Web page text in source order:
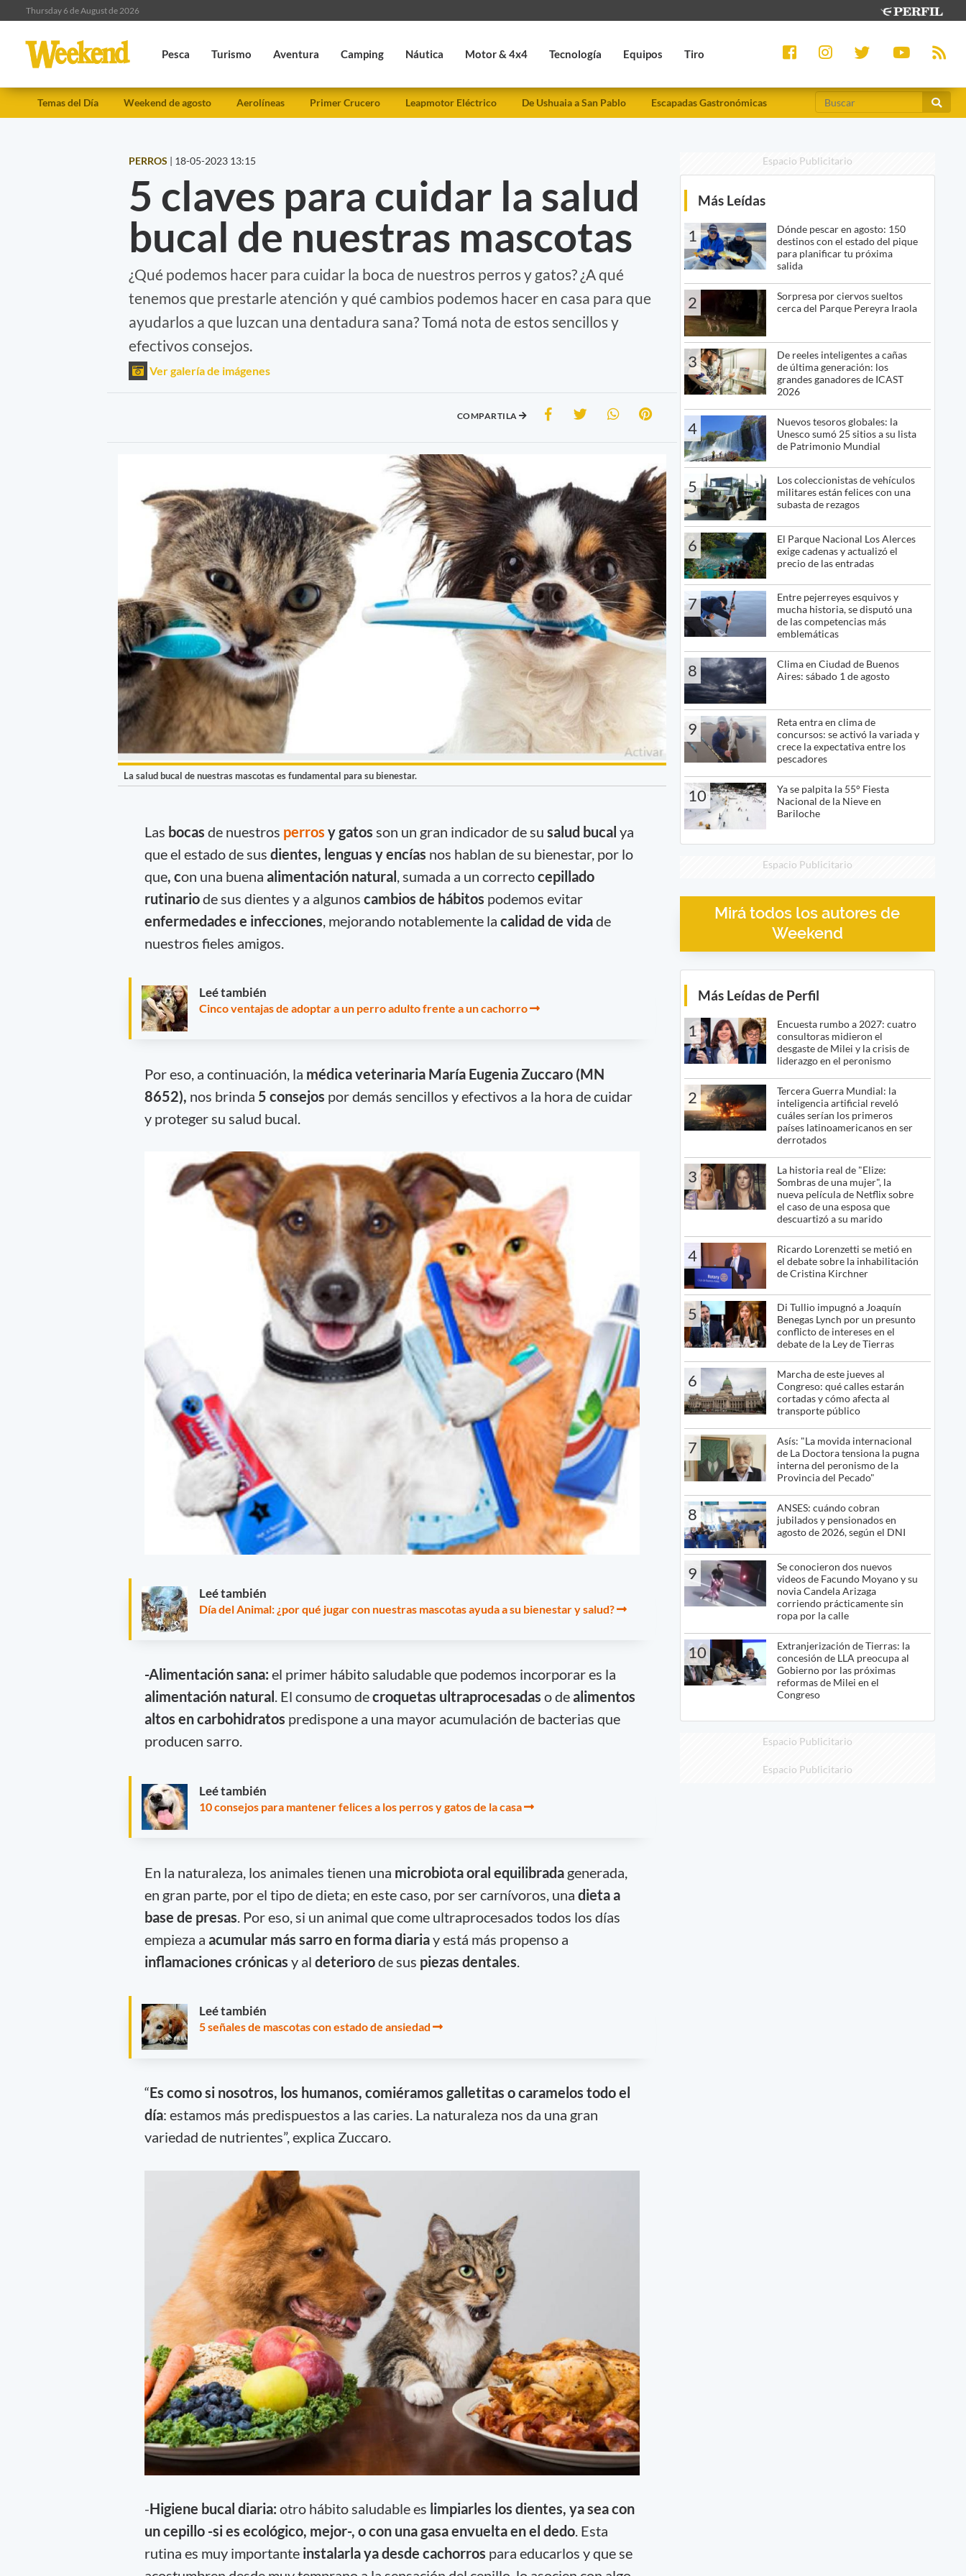
Thursday 6 de August de 2026
Pesca Turismo Aventura Camping Náutica Motor & 4x4 Tecnología Equipos Tiro
Temas del Día Weekend de agosto Aerolíneas Primer Crucero Leapmotor Eléctrico De Ushuaia a San Pablo Escapadas Gastronómicas
PERROS | 18-05-2023 13:15
5 claves para cuidar la salud
bucal de nuestras mascotas
¿Qué podemos hacer para cuidar la boca de nuestros perros y gatos? ¿A qué
tenemos que prestarle atención y qué cambios podemos hacer en casa para que
ayudarlos a que luzcan una dentadura sana? Tomá nota de estos sencillos y
efectivos consejos.
Ver galería de imágenes
COMPARTILA
La salud bucal de nuestras mascotas es fundamental para su bienestar.
Las bocas de nuestros perros y gatos son un gran indicador de su salud bucal ya
que el estado de sus dientes, lenguas y encías nos hablan de su bienestar, por lo
que, con una buena alimentación natural , sumada a un correctocepillado
rutinariode sus dientes y a algunos cambios de hábitos podemos evitar
enfermedades e infecciones , mejorando notablemente la calidad de vidade
nuestros fieles amigos.
Leé también
Cinco ventajas de adoptar a un perro adulto frente a un cachorro
Por eso, a continuación, la médica veterinaria María Eugenia Zuccaro (MN
8652), nos brinda 5 consejos por demás sencillos y efectivos a la hora de cuidar
y proteger su salud bucal.
Leé también
Día del Animal: ¿por qué jugar con nuestras mascotas ayuda a su bienestar y salud?
-Alimentación sana: el primer hábito saludable que podemos incorporar es la
alimentación natural . El consumo decroquetas ultraprocesadas o dealimentos
altos en carbohidratos predispone a una mayor acumulación de bacterias que
producen sarro.
Leé también
10 consejos para mantener felices a los perros y gatos de la casa
En la naturaleza, los animales tienen una microbiota oral equilibradagenerada,
en gran parte, por el tipo de dieta; en este caso, por ser carnívoros, una dieta a
base de presas . Por eso, si un animal que come ultraprocesados todos los días
empieza a acumular más sarro en forma diariay está más propenso a
inflamaciones crónicas y al deteriorode sus piezas dentales
Leé también
5 señales de mascotas con estado de ansiedad
“Es como si nosotros, los humanos, comiéramos galletitas o caramelos todo el
día: estamos más predispuestos a las caries. La naturaleza nos da una gran
variedad de nutrientes”, explica Zuccaro.
-Higiene bucal diaria: otro hábito saludable es limpiarles los dientes, ya sea con
un cepillo -si es ecológico, mejor-, o con una gasa envuelta en el dedo. Esta
rutina es muy importante instalarla ya desde cachorros para educarlos y que se
Espacio Publicitario
Más Leídas
1
Dónde pescar en agosto: 150
destinos con el estado del pique
para planificar tu próxima
salida
2
Sorpresa por ciervos sueltos
cerca del Parque Pereyra Iraola
3
De reeles inteligentes a cañas
de última generación: los
grandes ganadores de ICAST
2026
4
Nuevos tesoros globales: la
Unesco sumó 25 sitios a su lista
de Patrimonio Mundial
5
Los coleccionistas de vehículos
militares están felices con una
subasta de rezagos
6
El Parque Nacional Los Alerces
exige cadenas y actualizó el
precio de las entradas
7
Entre pejerreyes esquivos y
mucha historia, se disputó una
de las competencias más
emblemáticas
8
Clima en Ciudad de Buenos
Aires: sábado 1 de agosto
9
Reta entra en clima de
concursos: se activó la variada y
crece la expectativa entre los
pescadores
10
Ya se palpita la 55° Fiesta
Nacional de la Nieve en
Bariloche
Espacio Publicitario
Mirá todos los autores de
Weekend
Más Leídas de Perfil
1
Encuesta rumbo a 2027: cuatro
consultoras midieron el
desgaste de Milei y la crisis de
liderazgo en el peronismo
2
Tercera Guerra Mundial: la
inteligencia artificial reveló
cuáles serían los primeros
países latinoamericanos en ser
derrotados
3
La historia real de "Elize:
Sombras de una mujer", la
nueva película de Netflix sobre
el caso de una esposa que
descuartizó a su marido
4
Ricardo Lorenzetti se metió en
el debate sobre la inhabilitación
de Cristina Kirchner
5
Di Tullio impugnó a Joaquín
Benegas Lynch por un presunto
conflicto de intereses en el
debate de la Ley de Tierras
6
Marcha de este jueves al
Congreso: qué calles estarán
cortadas y cómo afecta al
transporte público
7
Asís: "La movida internacional
de La Doctora tensiona la pugna
interna del peronismo de la
Provincia del Pecado"
8
ANSES: cuándo cobran
jubilados y pensionados en
agosto de 2026, según el DNI
9
Se conocieron dos nuevos
videos de Facundo Moyano y su
novia Candela Arizaga
corriendo prácticamente sin
ropa por la calle
10
Extranjerización de Tierras: la
concesión de LLA preocupa al
Gobierno por las próximas
reformas de Milei en el
Congreso
Espacio Publicitario
Espacio Publicitario